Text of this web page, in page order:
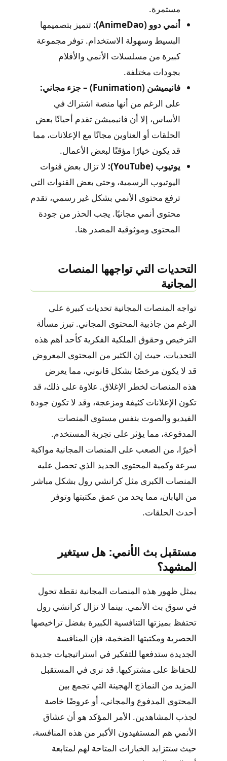
مستمرة.
أنمي دوو (AnimeDao):
تتميز بتصميمها
البسيط وسهولة الاستخدام. توفر مجموعة
كبيرة من مسلسلات الأنمي والأفلام
بجودات مختلفة.
فانيميشن (Funimation) – جزء مجاني:
على الرغم من أنها منصة اشتراك في
الأساس، إلا أن فانيميشن تقدم أحيانًا بعض
الحلقات أو العناوين مجانًا مع الإعلانات، مما
قد يكون خيارًا مؤقتًا لبعض الأعمال.
يوتيوب (YouTube):
لا تزال بعض قنوات
اليوتيوب الرسمية، وحتى بعض القنوات التي
ترفع محتوى الأنمي بشكل غير رسمي، تقدم
محتوى أنمي مجانيًا. يجب الحذر من جودة
المحتوى وموثوقية المصدر هنا.
التحديات التي تواجهها المنصات
المجانية
تواجه المنصات المجانية تحديات كبيرة على
الرغم من جاذبية المحتوى المجاني. تبرز مسألة
الترخيص وحقوق الملكية الفكرية كأحد أهم هذه
التحديات، حيث إن الكثير من المحتوى المعروض
قد لا يكون مرخصًا بشكل قانوني، مما يعرض
هذه المنصات لخطر الإغلاق. علاوة على ذلك، قد
تكون الإعلانات كثيفة ومزعجة، وقد لا تكون جودة
الفيديو والصوت بنفس مستوى المنصات
المدفوعة، مما يؤثر على تجربة المستخدم.
أخيرًا، من الصعب على المنصات المجانية مواكبة
سرعة وكمية المحتوى الجديد الذي تحصل عليه
المنصات الكبرى مثل كرانشي رول بشكل مباشر
من اليابان، مما يحد من عمق مكتبتها وتوفر
أحدث الحلقات.
مستقبل بث الأنمي: هل سيتغير
المشهد؟
يمثل ظهور هذه المنصات المجانية نقطة تحول
في سوق بث الأنمي. بينما لا تزال كرانشي رول
تحتفظ بميزتها التنافسية الكبيرة بفضل تراخيصها
الحصرية ومكتبتها الضخمة، فإن المنافسة
الجديدة ستدفعها للتفكير في استراتيجيات جديدة
للحفاظ على مشتركيها. قد نرى في المستقبل
المزيد من النماذج الهجينة التي تجمع بين
المحتوى المدفوع والمجاني، أو عروضًا خاصة
لجذب المشاهدين. الأمر المؤكد هو أن عشاق
الأنمي هم المستفيدون الأكبر من هذه المنافسة،
حيث ستتزايد الخيارات المتاحة لهم لمتابعة